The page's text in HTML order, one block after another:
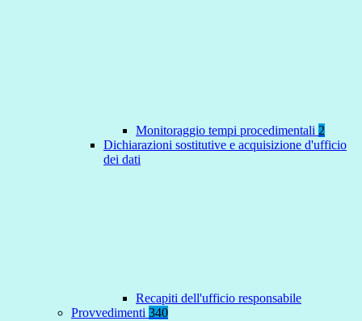
Monitoraggio tempi procedimentali 2
Dichiarazioni sostitutive e acquisizione d'ufficio
dei dati
Recapiti dell'ufficio responsabile
Provvedimenti 340